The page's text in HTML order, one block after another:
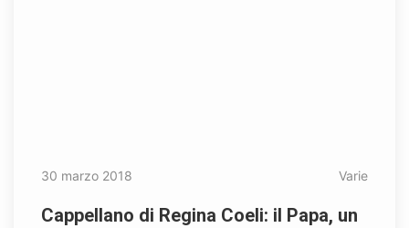
30 marzo 2018 Varie
Cappellano di Regina Coeli: il Papa, un